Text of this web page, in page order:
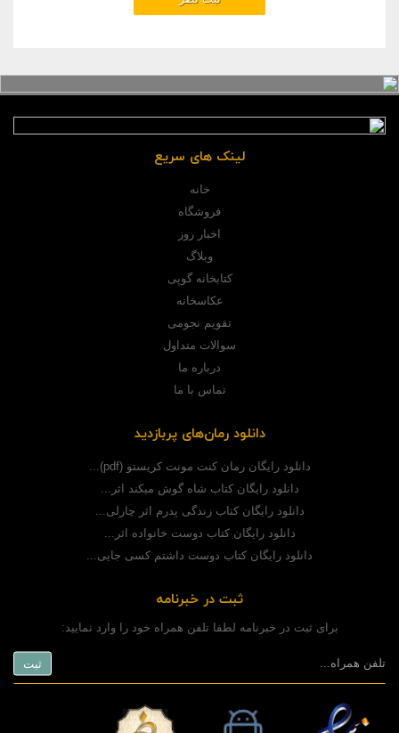
لینک های سریع
خانه
فروشگاه
اخبار روز
وبلاگ
کتابخانه گوپی
عکاسخانه
تقویم نجومی
سوالات متداول
درباره ما
تماس با ما
دانلود رمان‌های پربازدید
دانلود رایگان رمان کنت مونت کریستو (pdf)...
دانلود رایگان کتاب شاه گوش میکند اثر...
دانلود رایگان کتاب زندگی پدرم اثر چارلی...
دانلود رایگان کتاب دوست خانواده اثر...
دانلود رایگان کتاب دوست داشتم کسی جایی...
ثبت در خبرنامه
برای ثبت در خبرنامه لطفا تلفن همراه خود را وارد نمایید: